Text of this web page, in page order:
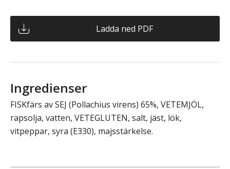
Ladda ned PDF
Ingredienser
FISKfärs av SEJ (Pollachius virens) 65%, VETEMJÖL,
rapsolja, vatten, VETEGLUTEN, salt, jäst, lök,
vitpeppar, syra (E330), majsstärkelse.